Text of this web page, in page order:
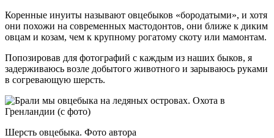
Коренные инуиты называют овцебыков «бородатыми», и хотя
они похожи на современных мастодонтов, они ближе к диким
овцам и козам, чем к крупному рогатому скоту или мамонтам.
Попозировав для фотографий с каждым из наших быков, я
задерживаюсь возле добытого животного и зарываюсь руками
в согревающую шерсть.
Шерсть овцебыка. Фото автора